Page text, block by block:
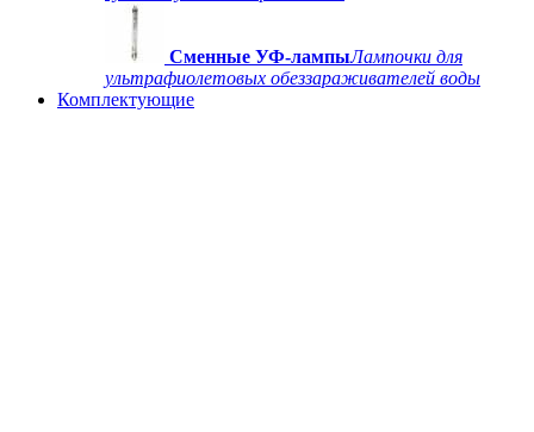
Сменные УФ-лампыЛампочки для
ультрафиолетовых обеззараживателей воды
Комплектующие